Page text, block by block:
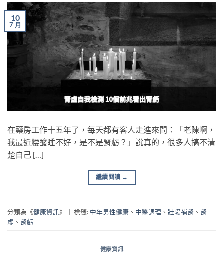
10
7 月
在藥房工作十五年了，每天都有客人走進來問：「老陳啊，
我最近腰酸睡不好，是不是腎虧？」說真的，很多人搞不清
楚自己 […]
繼續閱讀 →
分類為《健康資訊》 | 標籤: 中年男性健康 、 中醫調理 、 壯陽補腎 、 腎
虛 、 腎虧
健康資訊